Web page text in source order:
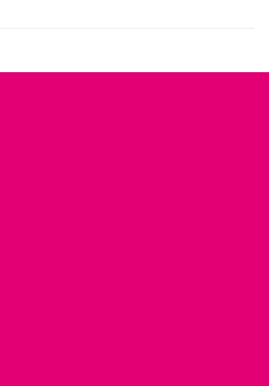
komfortabel nutzen.
geöffnet)
einem neuen Tab geöffnet)
neuen Tab geöffnet)